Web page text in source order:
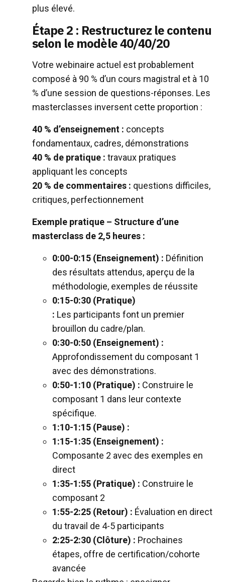
plus élevé.
Étape 2 : Restructurez le contenu
selon le modèle 40/40/20
Votre webinaire actuel est probablement
composé à 90 % d’un cours magistral et à 10
% d’une session de questions-réponses. Les
masterclasses inversent cette proportion :
40 % d’enseignement : concepts
fondamentaux, cadres, démonstrations
40 % de pratique : travaux pratiques
appliquant les concepts
20 % de commentaires : questions difficiles,
critiques, perfectionnement
Exemple pratique – Structure d’une
masterclass de 2,5 heures :
0:00-0:15 (Enseignement) : Définition
des résultats attendus, aperçu de la
méthodologie, exemples de réussite
0:15-0:30 (Pratique)
: Les participants font un premier
brouillon du cadre/plan.
0:30-0:50 (Enseignement) :
Approfondissement du composant 1
avec des démonstrations.
0:50-1:10 (Pratique) : Construire le
composant 1 dans leur contexte
spécifique.
1:10-1:15 (Pause) :
1:15-1:35 (Enseignement) :
Composante 2 avec des exemples en
direct
1:35-1:55 (Pratique) : Construire le
composant 2
1:55-2:25 (Retour) : Évaluation en direct
du travail de 4-5 participants
2:25-2:30 (Clôture) : Prochaines
étapes, offre de certification/cohorte
avancée